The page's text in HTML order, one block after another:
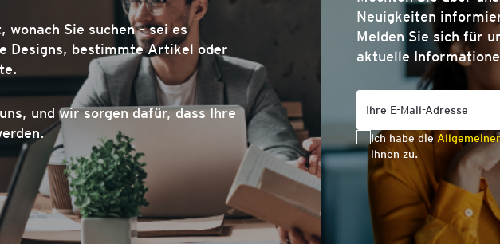
wonach Sie suchen – sei es
Designs, bestimmte Artikel oder
und wir sorgen dafür, dass Ihre
Neuigkeiten
Melden Sie sich für
aktuelle
Ich habe die
ihnen zu.